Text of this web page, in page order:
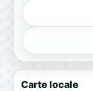
Carte locale